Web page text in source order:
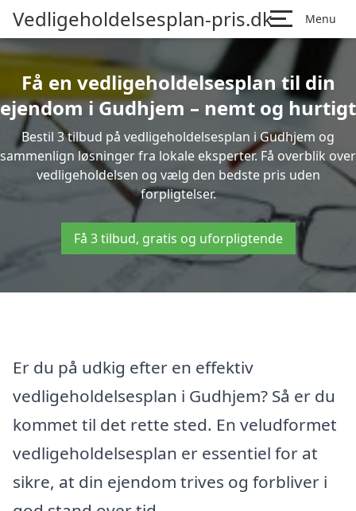
Vedligeholdelsesplan-pris.dk Menu
Få en vedligeholdelsesplan til din
ejendom i Gudhjem – nemt og hurtigt
Bestil 3 tilbud på vedligeholdelsesplan i Gudhjem og
sammenlign løsninger fra lokale eksperter. Få overblik over
vedligeholdelsen og vælg den bedste pris uden
forpligtelser.
Få 3 tilbud, gratis og uforpligtende
Er du på udkig efter en effektiv
vedligeholdelsesplan i Gudhjem? Så er du
kommet til det rette sted. En veludformet
vedligeholdelsesplan er essentiel for at
sikre, at din ejendom trives og forbliver i